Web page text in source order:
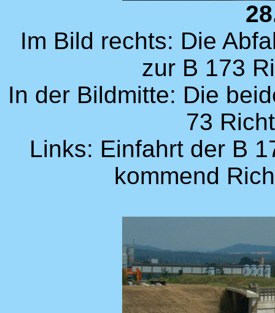
Im Bild rechts: Die
zur B 173
In der Bildmitte: Die
73
Links: Einfahrt der B
kommend